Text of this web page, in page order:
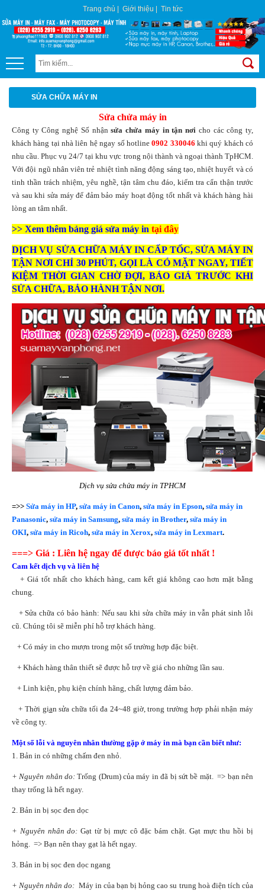
Trang chủ Giới thiệu Tin tức
SỬA CHỮA MÁY IN
Sửa chửa máy in
Công ty Công nghệ Số nhậnsửa chửa máy in tận nơi cho các công ty,
khách hàng tại nhà liên hệ ngay số hotline0902 330046 khi quý khách có
nhu cầu. Phục vụ 24/7 tại khu vực trong nội thành và ngoại thành TpHCM.
Với đội ngũ nhân viên trẻ nhiệt tình năng động sáng tạo, nhiệt huyết và có
tinh thần trách nhiệm, yêu nghề, tận tâm chu đáo, kiểm tra cẩn thận trước
và sau khi sửa máy để đảm bảo máy hoạt động tốt nhất và khách hàng hài
lòng an tâm nhất.
>> Xem thêm bảng giá sửa máy in tại đây
DỊCH VỤ SỬA CHỮA MÁY IN CẤP TỐC, SỬA MÁY IN
TẬN NƠI CHỈ 30 PHÚT, GỌI LÀ CÓ MẶT NGAY, TIẾT
KIỆM THỜI GIAN CHỜ ĐỢI, BÁO GIÁ TRƯỚC KHI
SỬA CHỮA, BẢO HÀNH TẬN NƠI.
Dịch vụ sửa chửa máy in TPHCM
=>> Sửa máy in HP, sửa máy in Canon, sửa máy in Epson, sửa máy in
Panasonic, sửa máy in Samsung, sửa máy in Brother, sửa máy in
OKI, sửa máy in Ricoh, sửa máy in Xerox, sửa máy in Lexmart.
===> Giá : Liên hệ ngay để được báo giá tốt nhất !
Cam kết dịch vụ và liên hệ
+ Giá tốt nhất cho khách hàng, cam kết giá không cao hơn mặt bằng
chung.
+ Sửa chữa có bảo hành: Nếu sau khi sửa chữa máy in vẫn phát sinh lỗi
cũ. Chúng tôi sẽ miễn phí hỗ trợ khách hàng.
+ Có máy in cho mượn trong một số trường hợp đặc biệt.
+ Khách hàng thân thiết sẽ được hỗ trợ về giá cho những lần sau.
+ Linh kiện, phụ kiện chính hãng, chất lượng đảm bảo.
+ Thời gian sửa chữa tối đa 24~48 giờ, trong trường hợp phải nhận máy
về công ty.
Một số lỗi và nguyên nhân thường gặp ở máy in mà bạn cần biết như:
1. Bản in có những chấm đen nhỏ.
+ Nguyên nhân do: Trống (Drum) của máy in đã bị sứt bề mặt. => bạn nên
thay trống là hết ngay.
2. Bản in bị sọc đen dọc
+ Nguyên nhân do: Gạt từ bị mực cô đặc bám chặt. Gạt mực thu hồi bị
hỏng. => Bạn nên thay gạt là hết ngay.
3. Bản in bị sọc đen dọc ngang
+ Nguyên nhân do: Máy in của bạn bị hỏng cao su trung hoà điện tích của